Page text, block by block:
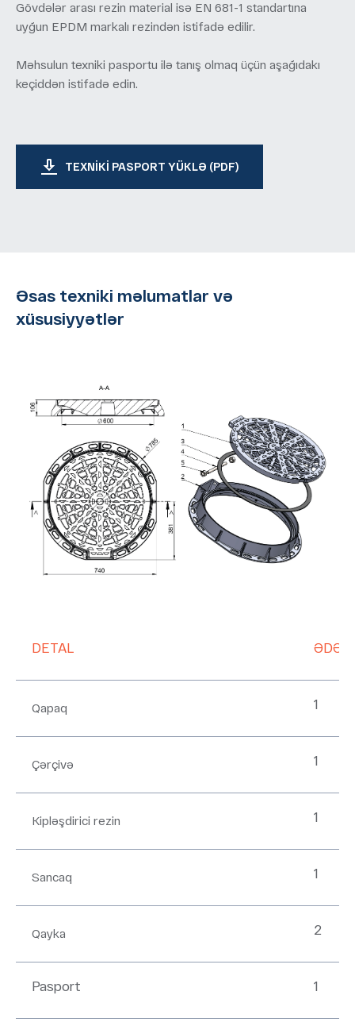
Gövdələr arası rezin material isə EN 681-1 standartına
uyğun EPDM markalı rezindən istifadə edilir.
Məhsulun texniki pasportu ilə tanış olmaq üçün aşağıdakı
keçiddən istifadə edin.
TEXNIKI PASPORT YÜKLƏ (PDF)
Əsas texniki məlumatlar və
xüsusiyyətlər
DETAL ƏDƏD
Qapaq 1
Çərçivə 1
Kipləşdirici rezin 1
Sancaq 1
Qayka 2
Pasport 1